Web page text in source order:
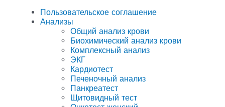
Пользовательское соглашение
Анализы
Общий анализ крови
Биохимический анализ крови
Комплексный анализ
ЭКГ
Кардиотест
Печеночный анализ
Панкреатест
Щитовидный тест